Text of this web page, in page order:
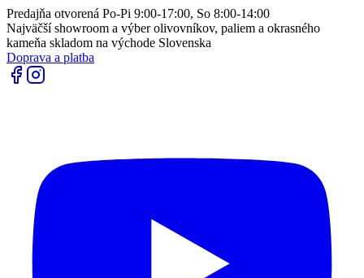
Predajňa otvorená Po-Pi 9:00-17:00, So 8:00-14:00
Najväčší showroom a výber olivovníkov, paliem a okrasného
kameňa skladom na východe Slovenska
Doprava a platba